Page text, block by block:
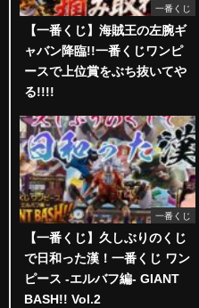
一番くじ
【一番くじ】海賊王の左腕ギ
ャバン降臨!!一番くじワンピ
ースで上位賞をぶち抜いてや
る!!!!
一番くじ
【一番くじ】久しぶりのくじ
で日和った漢！一番くじ ワン
ピース -エルバフ編- GIANT
BASH!! Vol.2